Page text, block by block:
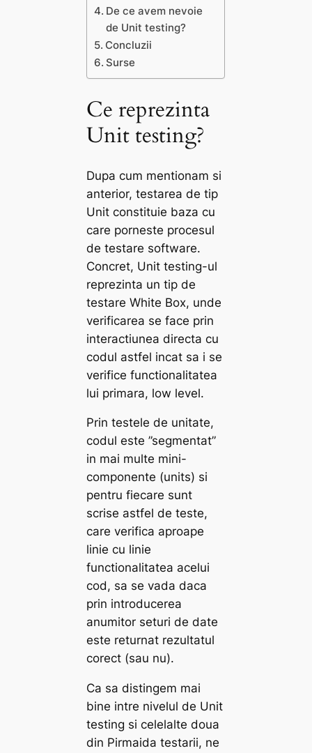
De ce avem nevoie
de Unit testing?
Concluzii
Surse
Ce reprezinta
Unit testing?
Dupa cum mentionam si
anterior, testarea de tip
Unit constituie baza cu
care porneste procesul
de testare software.
Concret, Unit testing-ul
reprezinta un tip de
testare White Box, unde
verificarea se face prin
interactiunea directa cu
codul astfel incat sa i se
verifice functionalitatea
lui primara, low level.
Prin testele de unitate,
codul este ”segmentat”
in mai multe mini-
componente (units) si
pentru fiecare sunt
scrise astfel de teste,
care verifica aproape
linie cu linie
functionalitatea acelui
cod, sa se vada daca
prin introducerea
anumitor seturi de date
este returnat rezultatul
corect (sau nu).
Ca sa distingem mai
bine intre nivelul de Unit
testing si celelalte doua
din Pirmaida testarii, ne